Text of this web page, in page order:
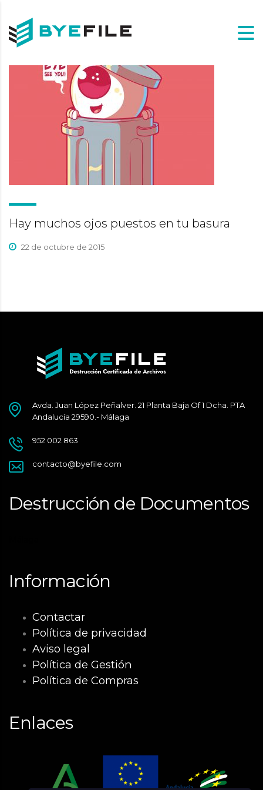
Hay muchos ojos puestos en tu basura
22 de octubre de 2015
Avda. Juan López Peñalver. 21 Planta Baja Of 1 Dcha. PTA
Andalucía 29590.- Málaga
952 002 863
contacto@byefile.com
Destrucción de Documentos
Información
Contactar
Política de privacidad
Aviso legal
Política de Gestión
Política de Compras
Enlaces